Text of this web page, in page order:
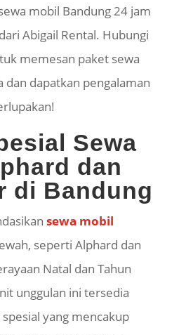
mobil Bandung 24 jam
Abigail Rental. Hubungi
memesan paket sewa
dan dapatkan pengalaman
Sewa
dan
di Bandung
sewa mobil
seperti Alphard dan
Natal dan Tahun
unggulan ini tersedia
yang mencakup